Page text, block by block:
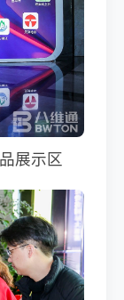
展示区